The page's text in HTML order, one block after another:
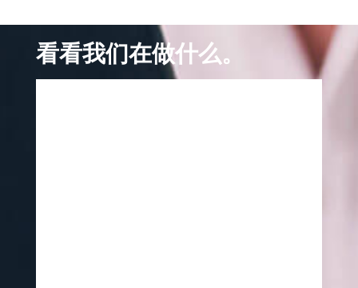
看看我们在做什么。